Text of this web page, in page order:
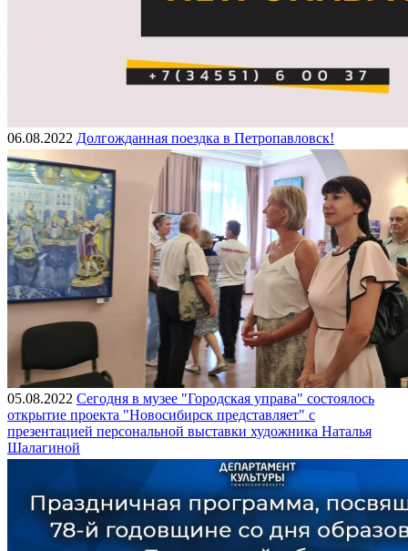
06.08.2022 Долгожданная поездка в Петропавловск!
05.08.2022 Сегодня в музее "Городская управа" состоялось
открытие проекта "Новосибирск представляет" с
презентацией персональной выставки художника Наталья
Шалагиной